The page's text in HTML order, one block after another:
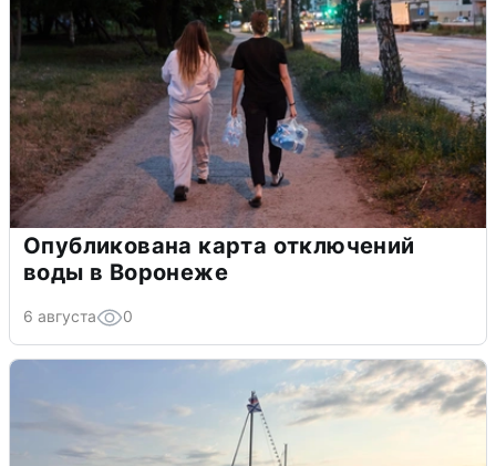
Опубликована карта отключений
воды в Воронеже
6 августа 0